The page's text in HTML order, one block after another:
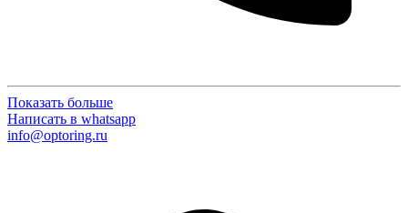
Показать больше
Написать в whatsapp
info@optoring.ru